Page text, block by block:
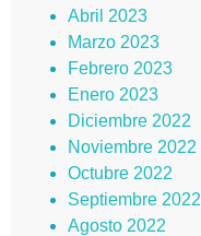
Abril 2023
Marzo 2023
Febrero 2023
Enero 2023
Diciembre 2022
Noviembre 2022
Octubre 2022
Septiembre 2022
Agosto 2022